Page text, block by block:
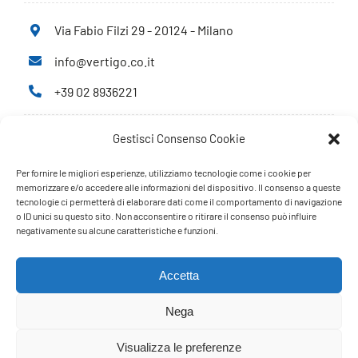
Gestisci Consenso Cookie
Per fornire le migliori esperienze, utilizziamo tecnologie come i cookie per
memorizzare e/o accedere alle informazioni del dispositivo. Il consenso a queste
tecnologie ci permetterà di elaborare dati come il comportamento di navigazione
o ID unici su questo sito. Non acconsentire o ritirare il consenso può influire
negativamente su alcune caratteristiche e funzioni.
Accetta
Nega
Visualizza le preferenze
Via Fabio Filzi 29 - 20124 - Milano
info@vertigo.co.it
+39 02 8936221
Privacy Policy
Cookie Policy
PARTNERS